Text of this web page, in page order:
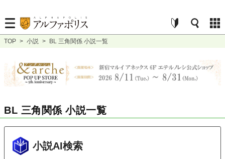
TOP > 小説 > BL 三角関係 小説一覧
BL 三角関係 小説一覧
小説AI検索